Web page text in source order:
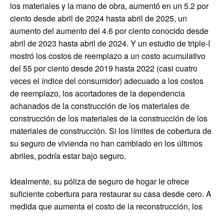
los materiales y la mano de obra, aumentó en un 5.2 por
ciento desde abril de 2024 hasta abril de 2025, un
aumento del aumento del 4.6 por ciento conocido desde
abril de 2023 hasta abril de 2024. Y un estudio de triple-I
mostró los costos de reemplazo a un costo acumulativo
del 55 por ciento desde 2019 hasta 2022 (casi cuatro
veces el índice del consumidor) adecuado a los costos
de reemplazo, los acortadores de la dependencia
achanados de la construcción de los materiales de
construcción de los materiales de la construcción de los
materiales de construcción. Si los límites de cobertura de
su seguro de vivienda no han cambiado en los últimos
abriles, podría estar bajo seguro.
Idealmente, su póliza de seguro de hogar le ofrece
suficiente cobertura para restaurar su casa desde cero. A
medida que aumenta el costo de la reconstrucción, los